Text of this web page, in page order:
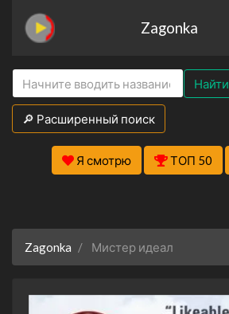
Zagonka
Найти
🔎 Расширенный поиск
Я смотрю ТОП 50
Zagonka Мистер идеал